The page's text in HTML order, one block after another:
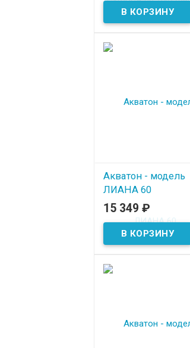
В наличии
Акватон - модель
ЛИАНА 60
В наличии
15 349 ₽